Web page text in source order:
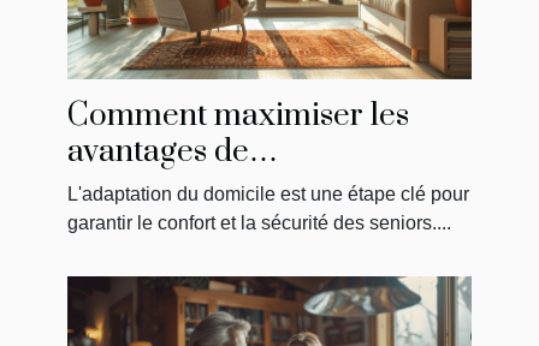
Comment maximiser les
avantages de
MaPrimeAdapt' pour
l'aménagement du domicile
L'adaptation du domicile est une étape clé pour
garantir le confort et la sécurité des seniors....